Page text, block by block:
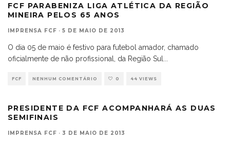
FCF PARABENIZA LIGA ATLÉTICA DA REGIÃO
MINEIRA PELOS 65 ANOS
IMPRENSA FCF · 5 DE MAIO DE 2013
O dia 05 de maio é festivo para futebol amador, chamado
oficialmente de não profissional, da Região Sul
FCF NENHUM COMENTÁRIO 0 44 VIEWS
PRESIDENTE DA FCF ACOMPANHARÁ AS DUAS
SEMIFINAIS
IMPRENSA FCF · 3 DE MAIO DE 2013